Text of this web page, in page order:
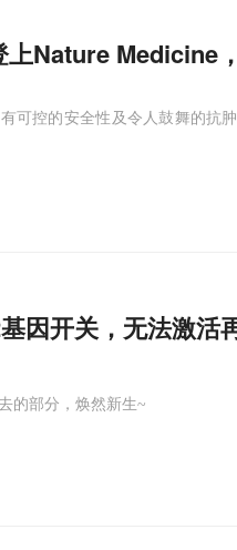
上Nature Medicine
可控的安全性及令人鼓舞的抗
因开关，无法激活
的部分，焕然新生~